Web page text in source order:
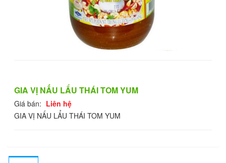
GIA VỊ NẤU LẨU THÁI TOM YUM
Giá bán: Liên hệ
GIA VỊ NẤU LẨU THÁI TOM YUM